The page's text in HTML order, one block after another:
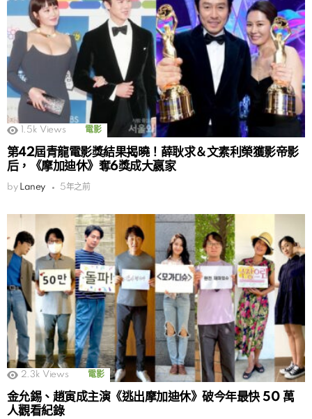
1.5k Views 電影
第42屆青龍電影獎結果揭曉！薛耿求＆文素利榮獲影帝影
后，《摩加迪休》奪6獎成大嬴家
by Laney 5年之前
2.3k Views 電影
金允錫、趙寅成主演《逃出摩加迪休》破今年最快 50 萬
人觀看紀錄